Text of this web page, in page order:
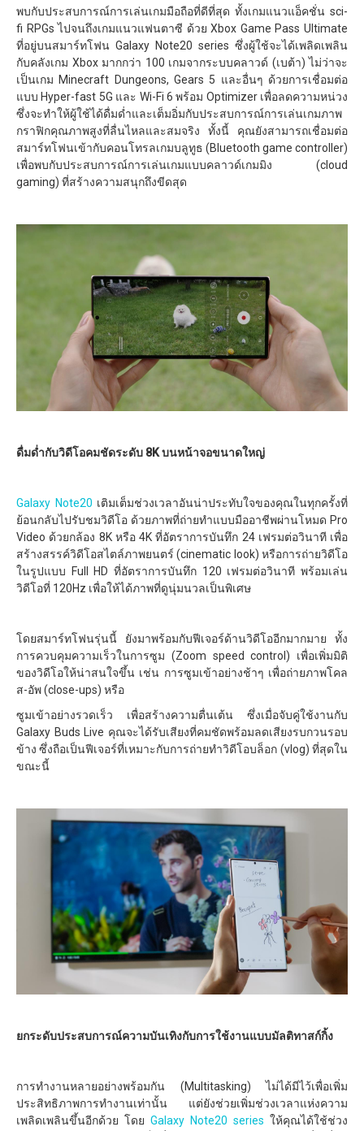
พบกับประสบการณ์การเล่นเกมมือถือที่ดีที่สุด ทั้งเกมแนวแอ็คชั่น sci-
fi RPGs ไปจนถึงเกมแนวแฟนตาซี ด้วย Xbox Game Pass Ultimate
ที่อยู่บนสมาร์ทโฟน Galaxy Note20 series ซึ่งผู้ใช้จะได้เพลิดเพลิน
กับคลังเกม Xbox มากกว่า 100 เกมจากระบบคลาวด์ (เบต้า) ไม่ว่าจะ
เป็นเกม Minecraft Dungeons, Gears 5 และอื่นๆ ด้วยการเชื่อมต่อ
แบบ Hyper-fast 5G และ Wi-Fi 6 พร้อม Optimizer เพื่อลดความหน่วง
ซึ่งจะทำให้ผู้ใช้ได้ดื่มด่ำและเต็มอิ่มกับประสบการณ์การเล่นเกมภาพ
กราฟิกคุณภาพสูงที่ลื่นไหลและสมจริง ทั้งนี้ คุณยังสามารถเชื่อมต่อ
สมาร์ทโฟนเข้ากับคอนโทรลเกมบลูทูธ (Bluetooth game controller)
เพื่อพบกับประสบการณ์การเล่นเกมแบบคลาวด์เกมมิง (cloud
gaming) ที่สร้างความสนุกถึงขีดสุด
ดื่มด่ำกับวิดีโอคมชัดระดับ 8K บนหน้าจอขนาดใหญ่
Galaxy Note20 เติมเต็มช่วงเวลาอันน่าประทับใจของคุณในทุกครั้งที่
ย้อนกลับไปรับชมวิดีโอ ด้วยภาพที่ถ่ายทำแบบมืออาชีพผ่านโหมด Pro
Video ด้วยกล้อง 8K หรือ 4K ที่อัตราการบันทึก 24 เฟรมต่อวินาที เพื่อ
สร้างสรรค์วิดีโอสไตล์ภาพยนตร์ (cinematic look) หรือการถ่ายวิดีโอ
ในรูปแบบ Full HD ที่อัตราการบันทึก 120 เฟรมต่อวินาที พร้อมเล่น
วิดีโอที่ 120Hz เพื่อให้ได้ภาพที่ดูนุ่มนวลเป็นพิเศษ
โดยสมาร์ทโฟนรุ่นนี้ ยังมาพร้อมกับฟีเจอร์ด้านวิดีโออีกมากมาย ทั้ง
การควบคุมความเร็วในการซูม (Zoom speed control) เพื่อเพิ่มมิติ
ของวิดีโอให้น่าสนใจขึ้น เช่น การซูมเข้าอย่างช้าๆ เพื่อถ่ายภาพโคล
ส-อัพ (close-ups) หรือ
ซูมเข้าอย่างรวดเร็ว เพื่อสร้างความตื่นเต้น ซึ่งเมื่อจับคู่ใช้งานกับ
Galaxy Buds Live คุณจะได้รับเสียงที่คมชัดพร้อมลดเสียงรบกวนรอบ
ข้าง ซึ่งถือเป็นฟีเจอร์ที่เหมาะกับการถ่ายทำวิดีโอบล็อก (vlog) ที่สุดใน
ขณะนี้
ยกระดับประสบการณ์ความบันเทิงกับการใช้งานแบบมัลติทาสก์กิ้ง
การทำงานหลายอย่างพร้อมกัน (Multitasking) ไม่ได้มีไว้เพื่อเพิ่ม
ประสิทธิภาพการทำงานเท่านั้น แต่ยังช่วยเพิ่มช่วงเวลาแห่งความ
เพลิดเพลินขึ้นอีกด้วย โดย Galaxy Note20 series ให้คุณได้ใช้ช่วง